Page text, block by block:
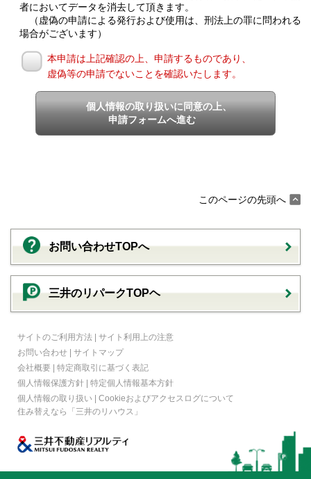
者においてデータを消去して頂きます。
（虚偽の申請による発行および使用は、刑法上の罪に問われる
場合がございます）
本申請は上記確認の上、申請するものであり、
虚偽等の申請でないことを確認いたします。
個人情報の取り扱いに同意の上、
申請フォームへ進む
このページの先頭へ
お問い合わせTOPへ
三井のリパークTOPヘ
サイトのご利用方法 | サイト利用上の注意
お問い合わせ | サイトマップ
会社概要 | 特定商取引に基づく表記
個人情報保護方針 | 特定個人情報基本方針
個人情報の取り扱い | Cookieおよびアクセスログについて
住み替えなら
「三井のリハウス」